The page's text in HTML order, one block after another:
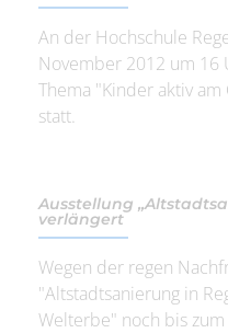
An der Hochschule
November 2012 um 16
Thema "Kinder aktiv
statt.
Ausstellung
verlängert
Wegen der regen
"Altstadtsanierung in
Welterbe" noch bis